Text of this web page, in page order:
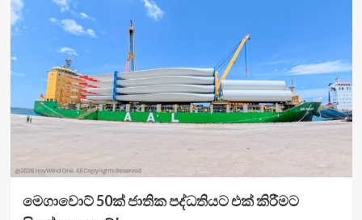
මෙගාවොට් 50ක් ජාතික පද්ධතියට එක් කිරීමට